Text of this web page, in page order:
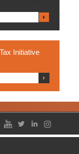
Initiative